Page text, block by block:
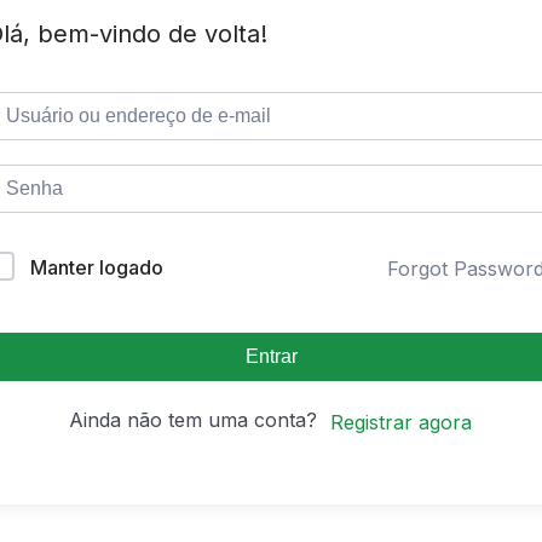
bem-vindo de volta!
Manter logado Forgot
Entrar
Ainda não tem uma conta? Registrar agora